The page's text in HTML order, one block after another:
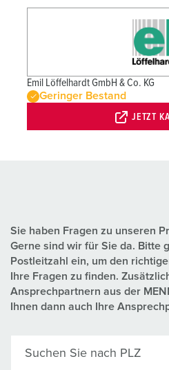
Emil Löffelhardt GmbH & Co. KG
Geringer Bestand
JETZT
Sie haben Fragen zu unseren
Gerne sind wir für Sie da. Bitte
Postleitzahl ein, um den
Ihre Fragen zu finden.
Ansprechpartnern aus der
Ihnen dann auch Ihre
Suchen Sie nach PLZ